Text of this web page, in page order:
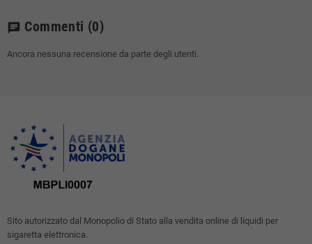
chat Commenti (0)
Ancora nessuna recensione da parte degli utenti.
Sito autorizzato dal Monopolio di Stato alla vendita online di liquidi per
sigaretta elettronica.